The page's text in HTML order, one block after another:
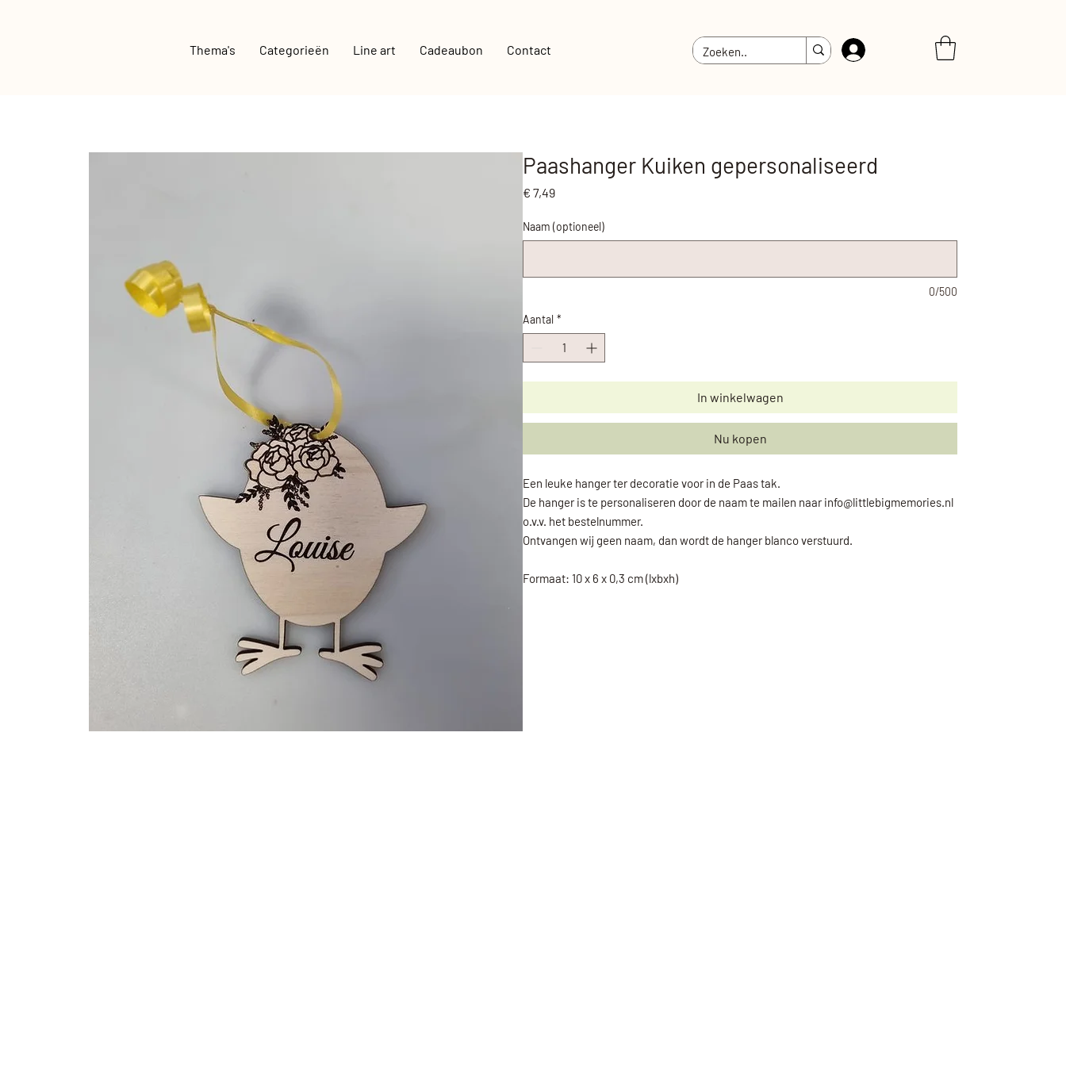
Thema's Categorieën Line art Cadeaubon Contact Inloggen
Paashanger Kuiken gepersonaliseerd
€ 7,49Prijs
Naam (optioneel)
0/500
Aantal *
In winkelwagen
Nu kopen
Een leuke hanger ter decoratie voor in de Paas tak.
De hanger is te personaliseren door de naam te mailen naar info@littlebigmemories.nl
o.v.v. het bestelnummer.
Ontvangen wij geen naam, dan wordt de hanger blanco verstuurd.
Formaat: 10 x 6 x 0,3 cm (lxbxh)